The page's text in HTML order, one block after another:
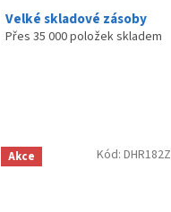
Velké skladové zásoby
Přes 35 000 položek skladem
Akce Kód: DHR182Z